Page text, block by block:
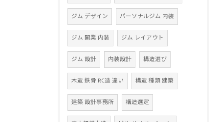
ジム デザイン パーソナルジム 内装
ジム 開業 内装 ジム レイアウト
ジム 設計 内装設計 構造選び
木造 鉄骨 RC造 違い 構造 種類 建築
建築 設計事務所 構造選定